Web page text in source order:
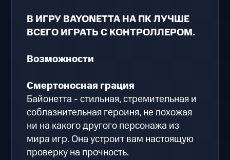
В ИГРУ BAYONETTA НА ПК ЛУЧШЕ
ВСЕГО ИГРАТЬ С КОНТРОЛЛЕРОМ.
Возможности
Смертоносная грация
Байонетта - стильная, стремительная и
соблазнительная героиня, не похожая
ни на какого другого персонажа из
мира игр. Она устроит вам настоящую
проверку на прочность.